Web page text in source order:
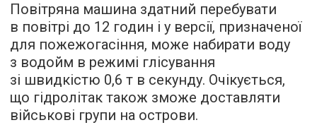
Повітряна машина здатний перебувати
в повітрі до 12 годин і у версії, призначеної
для пожежогасіння, може набирати воду
з водойм в режимі глісування
зі швидкістю 0,6 т в секунду. Очікується,
що гідролітак також зможе доставляти
військові групи на острови.